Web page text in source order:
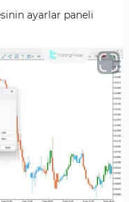
ayarlar paneli